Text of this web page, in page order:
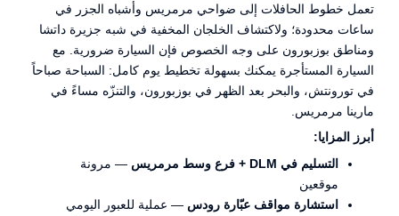
تعمل خطوط الحافلات إلى ضواحي مرمريس وأشباه الجزر في
ساعات محدودة؛ ولاكتشاف الخلجان المخفية في شبه جزيرة داتشا
ومناطق بوزبورون على وجه الخصوص فإن السيارة ضرورية. مع
السيارة المستأجرة يمكنك بسهولة تخطيط يوم كامل: السباحة صباحاً
في تورونتش، والبحر بعد الظهر في بوزبورون، والتنزّه مساءً في
مارينا مرمريس.
أبرز المزايا:
التسليم في DLM + فرع وسط مرمريس
— مرونة
موقعين
استشارة مواقف عبّارة رودس — عملية للعبور اليومي